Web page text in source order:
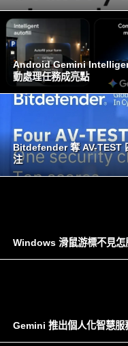
Android Gemini
動處理任務成亮點
Bitdefender 奪 AV-TEST
注
Windows 滑鼠游標不見
Gemini 推出個人化智慧服